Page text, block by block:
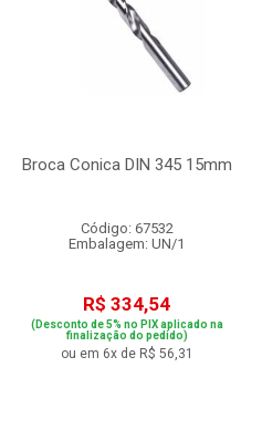
Broca Conica DIN 345 15mm
Código: 67532
Embalagem: UN/1
R$ 334,54
(Desconto de 5% no PIX aplicado na
finalização do pedido)
ou em 6x de R$ 56,31